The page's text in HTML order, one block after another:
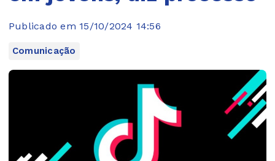
Publicado em 15/10/2024 14:56
Comunicação